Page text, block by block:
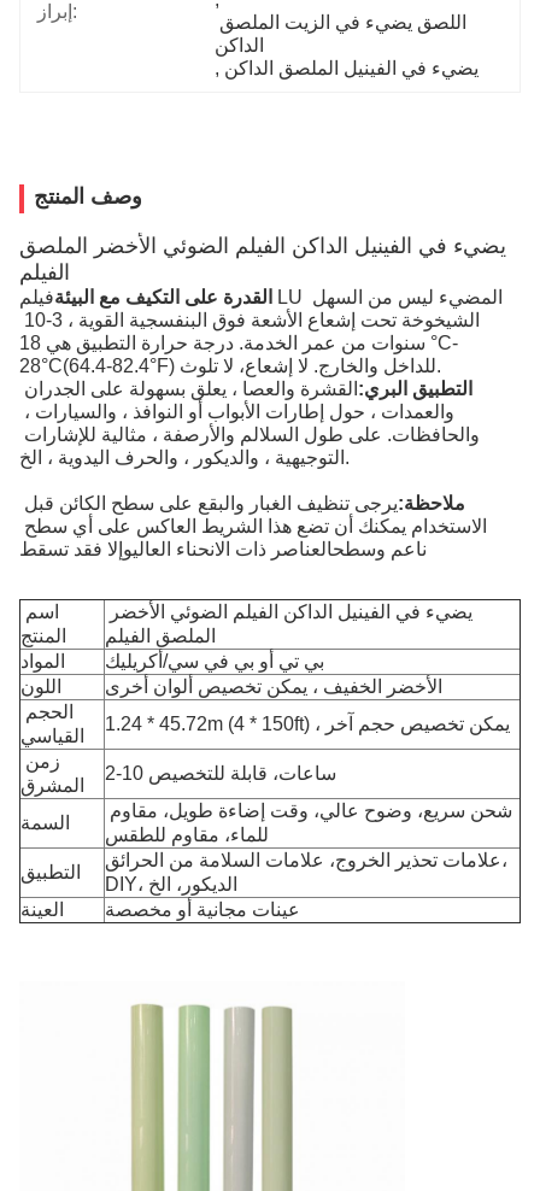
إبراز:
الداكن
, يضيء في الفينيل الملصق الداكن
وصف المنتج
يضيء في الفينيل الداكن الفيلم الضوئي الأخضر الملصق
الفيلم
القدرة على التكيف مع البيئةفيلم LU المضيء ليس من السهل
سنوات من عمر الخدمة. درجة حرارة التطبيق هي 18 °C-
28°C(64.4-82.4°
F) للداخل والخارج. لا إشعاع، لا تلوث.
التطبيق البري:
التوجيهية ، والديكور ، والحرف اليدوية ، الخ.
ملاحظة:
ناعم وسطحالعناصر ذات الانحناء العاليوإلا فقد تسقط
المنتج
الملصق الفيلم
المواد
بي تي أو بي في سي/أكريليك
اللون
الأخضر الخفيف ، يمكن تخصيص ألوان أخرى
القياسي
1.24 * 45.72m (4 * 150ft) ، يمكن تخصيص حجم آخر
المشرق
2-10 ساعات، قابلة للتخصيص
السمة
للماء، مقاوم للطقس
التطبيق
علامات تحذير الخروج، علامات السلامة من الحرائق،
DIY، الديكور، الخ
العينة
عينات مجانية أو مخصصة